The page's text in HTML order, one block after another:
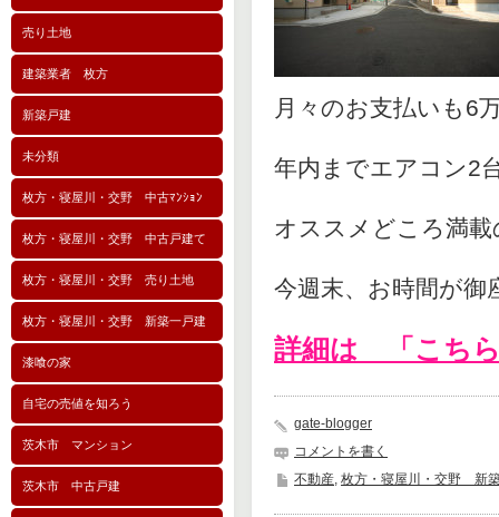
売り土地
建築業者 枚方
新築戸建
未分類
枚方・寝屋川・交野 中古ﾏﾝｼｮﾝ
枚方・寝屋川・交野 中古戸建て
枚方・寝屋川・交野 売り土地
枚方・寝屋川・交野 新築一戸建
漆喰の家
自宅の売値を知ろう
茨木市 マンション
茨木市 中古戸建
月々のお支払いも6
年内までエアコン2
オススメどころ満載
今週末、お時間が
詳細は 「こち
gate-blogger
コメントを書く
不動産, 枚方・寝屋川・交野 新